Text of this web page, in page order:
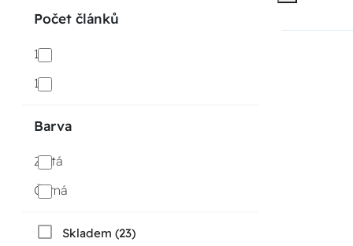
Počet článků
116
118
Barva
Zlatá
Černá
Skladem (23)